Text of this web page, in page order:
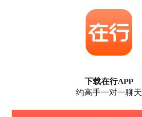
下载在行APP
约高手一对一聊天